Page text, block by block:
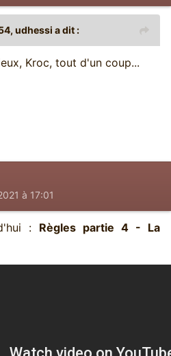
udhessi a dit :
Kroc, tout d'un coup...
à 17:01
: Règles partie 4 - La